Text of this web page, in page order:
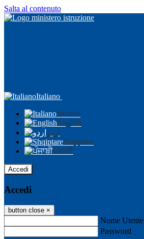
Salta al contenuto
Italiano
Italiano
English
اردو
Shqiptare
ਪੰਜਾਬੀ
Accedi
Accedi
button close ×
Nome Utente
Password